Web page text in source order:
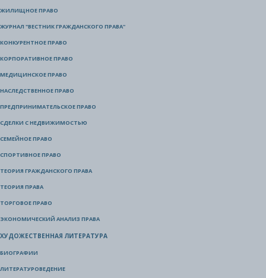
ЖИЛИЩНОЕ ПРАВО
ЖУРНАЛ "ВЕСТНИК ГРАЖДАНСКОГО ПРАВА"
КОНКУРЕНТНОЕ ПРАВО
КОРПОРАТИВНОЕ ПРАВО
МЕДИЦИНСКОЕ ПРАВО
НАСЛЕДСТВЕННОЕ ПРАВО
ПРЕДПРИНИМАТЕЛЬСКОЕ ПРАВО
СДЕЛКИ С НЕДВИЖИМОСТЬЮ
СЕМЕЙНОЕ ПРАВО
СПОРТИВНОЕ ПРАВО
ТЕОРИЯ ГРАЖДАНСКОГО ПРАВА
ТЕОРИЯ ПРАВА
ТОРГОВОЕ ПРАВО
ЭКОНОМИЧЕСКИЙ АНАЛИЗ ПРАВА
ХУДОЖЕСТВЕННАЯ ЛИТЕРАТУРА
БИОГРАФИИ
ЛИТЕРАТУРОВЕДЕНИЕ